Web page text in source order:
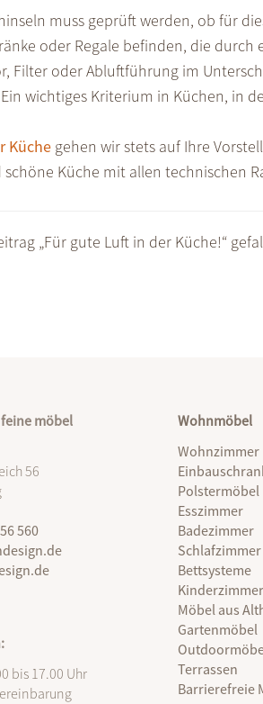
muss geprüft werden, ob für
oder Regale befinden, die
Filter oder Abluftführung im
wichtiges Kriterium in Küchen, in
Küche gehen wir stets auf Ihre
Küche mit allen technischen
„Für gute Luft in der Küche!“
möbel
56
560
bis 17.00 Uhr
Wohnmöbel
Wohnzimmer
Polstermöbel
Esszimmer
Badezimmer
Schlafzimmer
Bettsysteme
Kinderzimmer
Möbel aus
Gartenmöbel
Terrassen
Barrierefreie